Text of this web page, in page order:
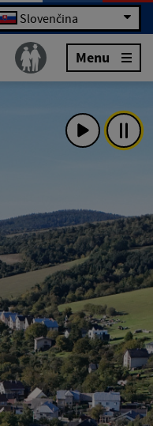
Slovenčina
Menu